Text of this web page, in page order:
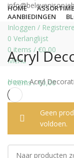
Inloggen /
0 Verlanglijst
0items / €0,00
Menu
0items / €0,00
HOME
AANBIEDINGEN
Acryl
HomeAcryl
Geen
voldoen.